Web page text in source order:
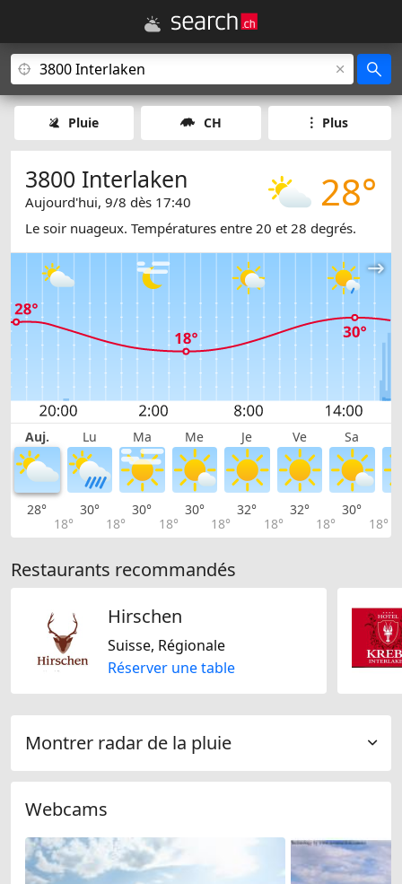
Pluie CH Plus
28°
3800 Interlaken
Aujourd'hui, 9/8 dès 17:40
Le soir nuageux. Températures entre 20 et 28 degrés.
Auj. Lu Ma Me Je Ve Sa
28°
18°
30°
18°
30°
18°
30°
18°
32°
18°
32°
18°
30°
18°
Restaurants recommandés
Hirschen
Suisse, Régionale
Réserver une table
Montrer radar de la pluie
Webcams